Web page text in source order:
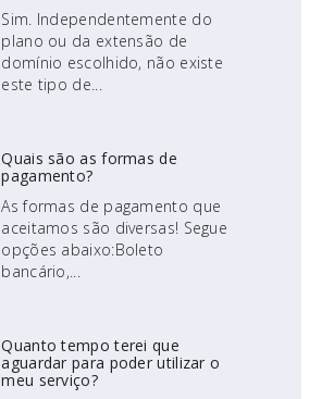
Sim. Independentemente do
plano ou da extensão de
domínio escolhido, não existe
este tipo de...
Quais são as formas de
pagamento?
As formas de pagamento que
aceitamos são diversas! Segue
opções abaixo:Boleto
bancário,...
Quanto tempo terei que
aguardar para poder utilizar o
meu serviço?